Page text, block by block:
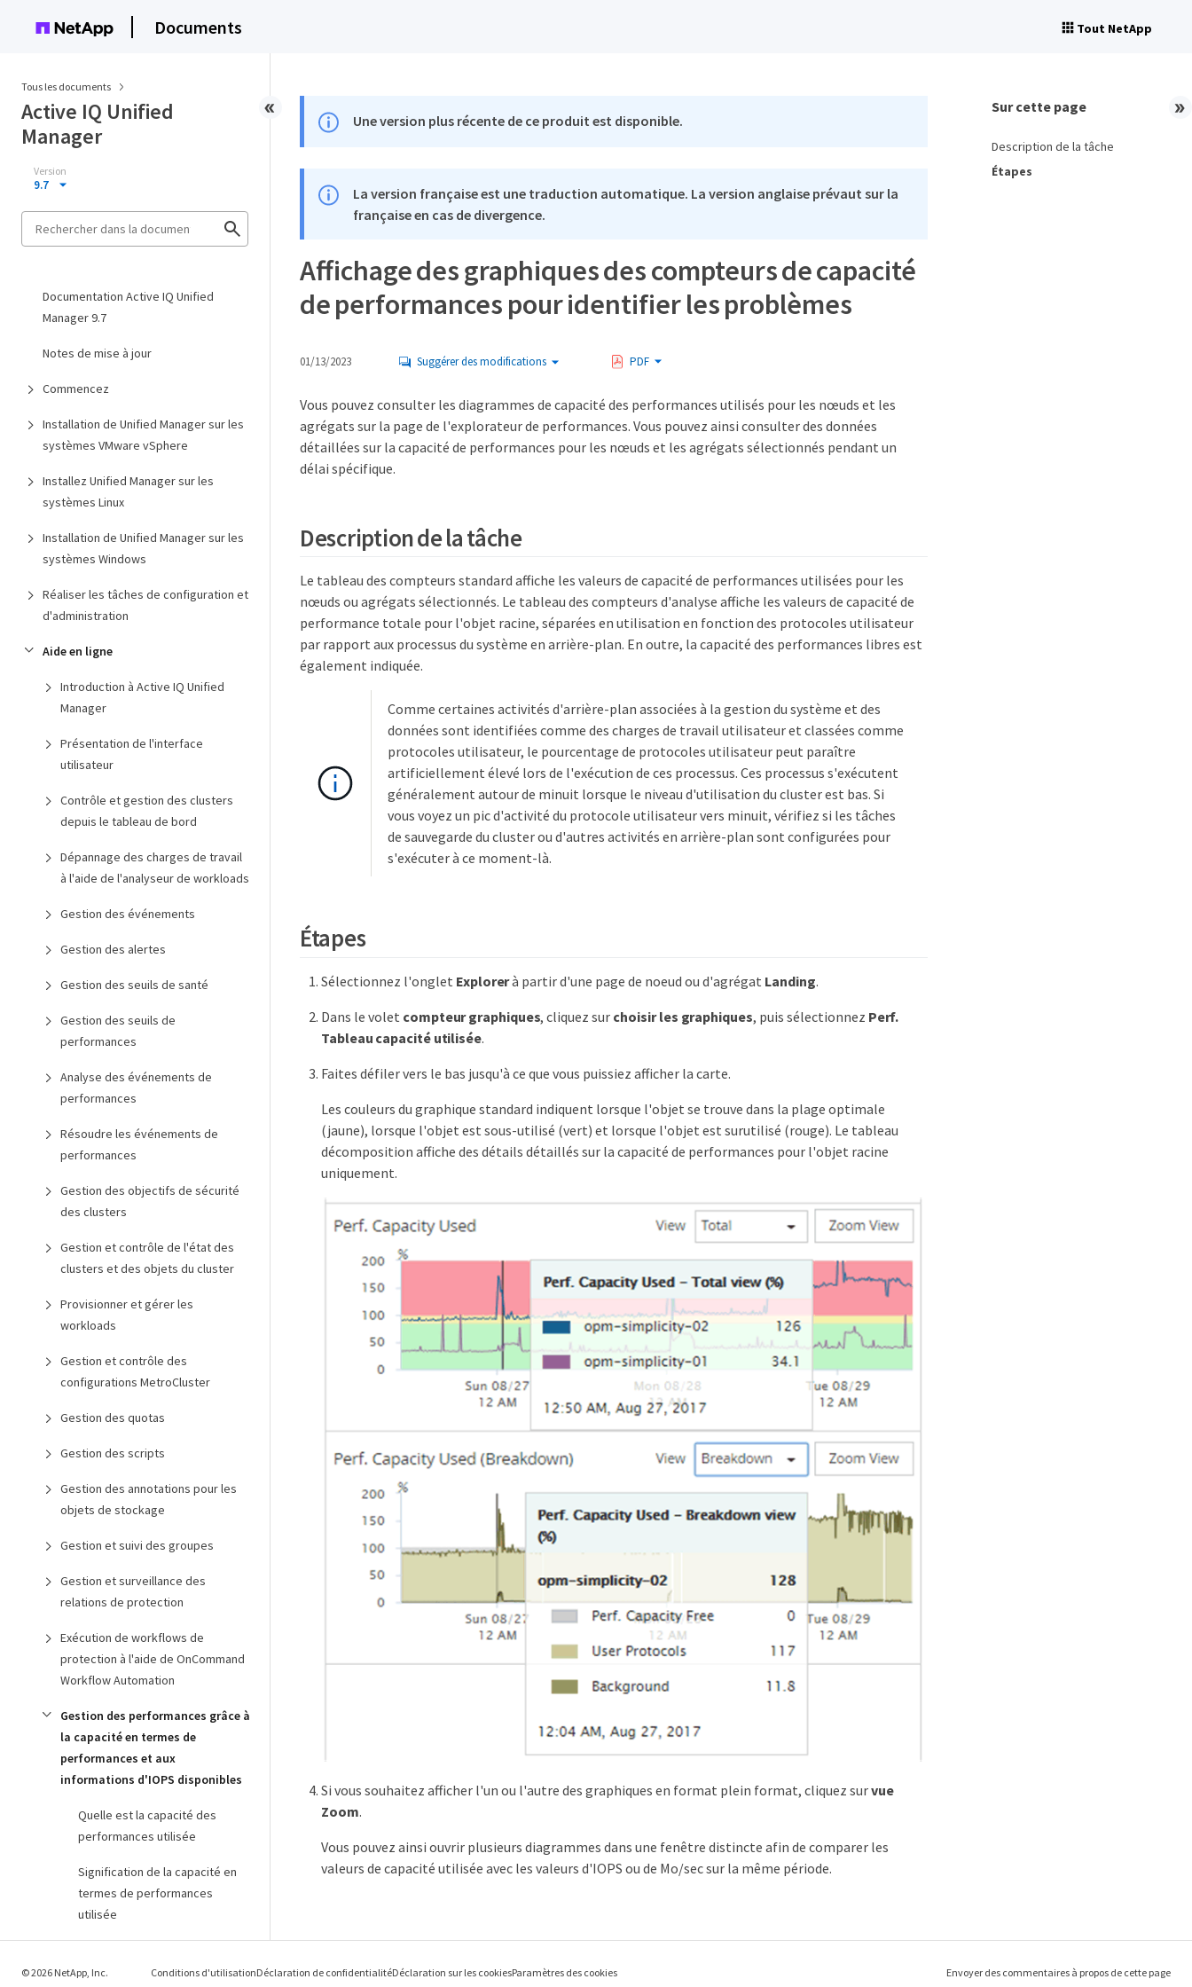
Documents Tout NetApp
Tous les documents
Active IQ Unified
Manager
Version
9.7
Documentation Active IQ Unified
Manager 9.7
Notes de mise à jour
Commencez
Installation de Unified Manager sur les
systèmes VMware vSphere
Installez Unified Manager sur les
systèmes Linux
Installation de Unified Manager sur les
systèmes Windows
Réaliser les tâches de configuration et
d'administration
Aide en ligne
Introduction à Active IQ Unified
Manager
Présentation de l'interface
utilisateur
Contrôle et gestion des clusters
depuis le tableau de bord
Dépannage des charges de travail
à l'aide de l'analyseur de workloads
Gestion des événements
Gestion des alertes
Gestion des seuils de santé
Gestion des seuils de
performances
Analyse des événements de
performances
Résoudre les événements de
performances
Gestion des objectifs de sécurité
des clusters
Gestion et contrôle de l'état des
clusters et des objets du cluster
Provisionner et gérer les
workloads
Gestion et contrôle des
configurations MetroCluster
Gestion des quotas
Gestion des scripts
Gestion des annotations pour les
objets de stockage
Gestion et suivi des groupes
Gestion et surveillance des
relations de protection
Exécution de workflows de
protection à l'aide de OnCommand
Workflow Automation
Gestion des performances grâce à
la capacité en termes de
performances et aux
informations d'IOPS disponibles
Quelle est la capacité des
performances utilisée
Signification de la capacité en
termes de performances
utilisée
Une version plus récente de ce produit est disponible.
La version française est une traduction automatique. La version anglaise prévaut sur la
française en cas de divergence.
Affichage des graphiques des compteurs de capacité
de performances pour identifier les problèmes
01/13/2023 Suggérer des modifications PDF
Vous pouvez consulter les diagrammes de capacité des performances utilisés pour les nœuds et les
agrégats sur la page de l'explorateur de performances. Vous pouvez ainsi consulter des données
détaillées sur la capacité de performances pour les nœuds et les agrégats sélectionnés pendant un
délai spécifique.
Description de la tâche
Le tableau des compteurs standard affiche les valeurs de capacité de performances utilisées pour les
nœuds ou agrégats sélectionnés. Le tableau des compteurs d'analyse affiche les valeurs de capacité de
performance totale pour l'objet racine, séparées en utilisation en fonction des protocoles utilisateur
par rapport aux processus du système en arrière-plan. En outre, la capacité des performances libres est
également indiquée.
Comme certaines activités d'arrière-plan associées à la gestion du système et des
données sont identifiées comme des charges de travail utilisateur et classées comme
protocoles utilisateur, le pourcentage de protocoles utilisateur peut paraître
artificiellement élevé lors de l'exécution de ces processus. Ces processus s'exécutent
généralement autour de minuit lorsque le niveau d'utilisation du cluster est bas. Si
vous voyez un pic d'activité du protocole utilisateur vers minuit, vérifiez si les tâches
de sauvegarde du cluster ou d'autres activités en arrière-plan sont configurées pour
s'exécuter à ce moment-là.
Étapes
Sélectionnez l'onglet Explorerà partir d'une page de noeud ou d'agrégat Landing.
Dans le volet compteur graphiques, cliquez sur choisir les graphiques, puis sélectionnez Perf.
Tableau capacité utilisée.
Faites défiler vers le bas jusqu'à ce que vous puissiez afficher la carte.
Les couleurs du graphique standard indiquent lorsque l'objet se trouve dans la plage optimale
(jaune), lorsque l'objet est sous-utilisé (vert) et lorsque l'objet est surutilisé (rouge). Le tableau
décomposition affiche des détails détaillés sur la capacité de performances pour l'objet racine
uniquement.
Si vous souhaitez afficher l'un ou l'autre des graphiques en format plein format, cliquez survue
Zoom.
Vous pouvez ainsi ouvrir plusieurs diagrammes dans une fenêtre distincte afin de comparer les
valeurs de capacité utilisée avec les valeurs d'IOPS ou de Mo/sec sur la même période.
Sur cette page
Description de la tâche
Étapes
© 2026 NetApp, Inc. Conditions d'utilisationDéclaration de confidentialitéDéclaration sur les cookiesParamètres des cookies Envoyer des commentaires à propos de cette page